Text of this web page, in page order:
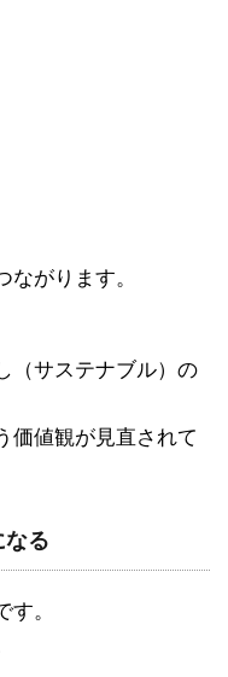
ながります。
（サステナブル）の
価値観が見直されて
なる
。